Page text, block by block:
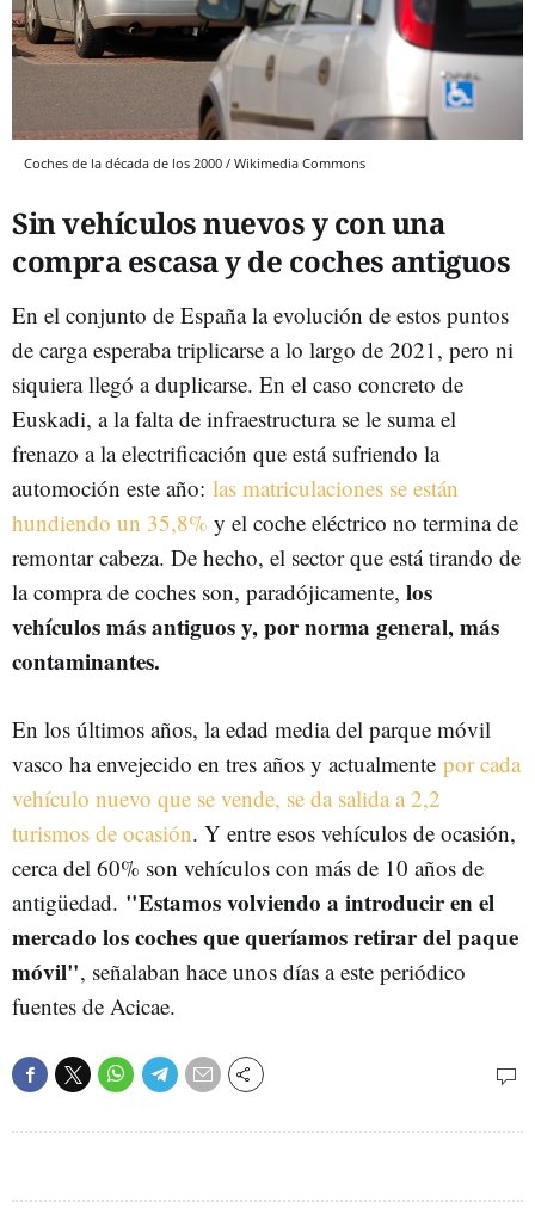
Coches de la década de los 2000 / Wikimedia Commons
Sin vehículos nuevos y con una
compra escasa y de coches antiguos
En el conjunto de España la evolución de estos puntos
de carga esperaba triplicarse a lo largo de 2021, pero ni
siquiera llegó a duplicarse. En el caso concreto de
Euskadi, a la falta de infraestructura se le suma el
frenazo a la electrificación que está sufriendo la
automoción este año: las matriculaciones se están
hundiendo un 35,8% y el coche eléctrico no termina de
remontar cabeza. De hecho, el sector que está tirando de
la compra de coches son, paradójicamente, los
vehículos más antiguos y, por norma general, más
contaminantes.
En los últimos años, la edad media del parque móvil
vasco ha envejecido en tres años y actualmente por cada
vehículo nuevo que se vende, se da salida a 2,2
turismos de ocasión. Y entre esos vehículos de ocasión,
cerca del 60% son vehículos con más de 10 años de
antigüedad. "Estamos volviendo a introducir en el
mercado los coches que queríamos retirar del paque
móvil", señalaban hace unos días a este periódico
fuentes de Acicae.